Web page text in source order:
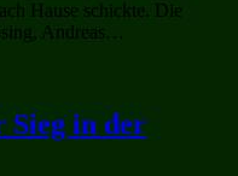
Hause schickte. Die
Andreas…
Sieg in der